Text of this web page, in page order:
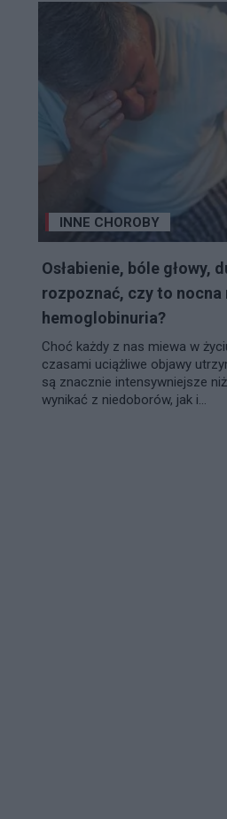
INNE CHOROBY
Osłabienie, bóle głowy,
rozpoznać, czy to nocna
hemoglobinuria?
Choć każdy z nas miewa w
czasami uciążliwe objawy
są znacznie intensywniejsze
wynikać z niedoborów, jak i...